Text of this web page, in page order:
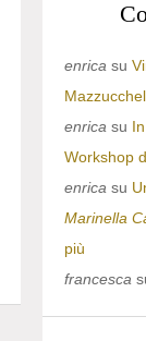
enrica su
enrica su
Workshop
enrica su
Marinella
più
francesca